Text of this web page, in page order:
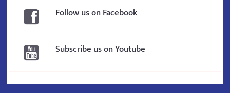
Follow us on Facebook
Subscribe us on Youtube